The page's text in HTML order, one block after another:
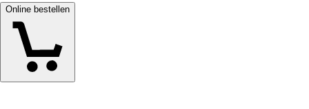
Online bestellen